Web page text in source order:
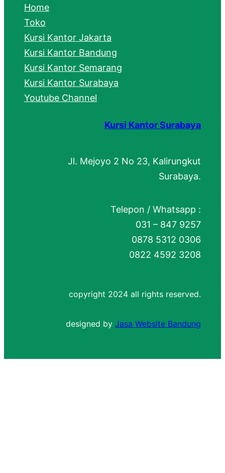
Home
Toko
Kursi Kantor Jakarta
Kursi Kantor Bandung
Kursi Kantor Semarang
Kursi Kantor Surabaya
Youtube Channel
Kursi Kantor Surabaya
Jl. Mejoyo 2 No 23, Kalirungkut
Surabaya.
Telepon / Whatsapp :
031 – 847 9257
0878 5312 0306
0822 4592 3208
copyright 2024 all rights reserved.
designed by Jasa Website Bandung